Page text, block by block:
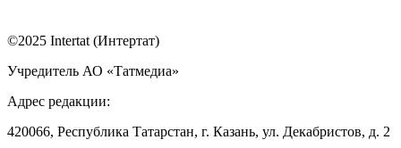
©2025 Intertat (Интертат)
Учредитель АО «Татмедиа»
Адрес редакции:
420066, Республика Татарстан, г. Казань, ул. Декабристов, д. 2